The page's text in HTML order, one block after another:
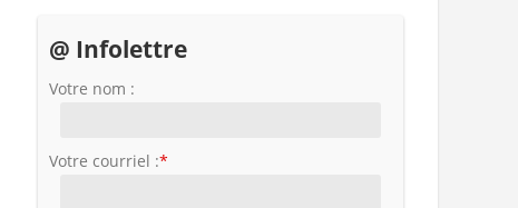
@ Infolettre
Votre nom :
Votre courriel :*